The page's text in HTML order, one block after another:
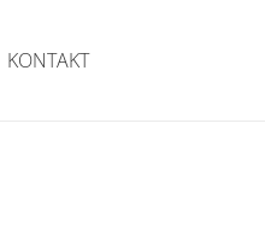
KONTAKT